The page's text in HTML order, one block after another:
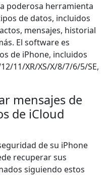
poderosa herramienta
de datos, incluidos
mensajes, historial
El software es
de iPhone, incluidos
11/XR/XS/X/8/7/6/5/SE,
mensajes de
de iCloud
de su iPhone
recuperar sus
siguiendo estos